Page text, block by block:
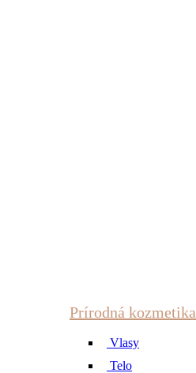
Prírodná kozmetika
Vlasy
Telo